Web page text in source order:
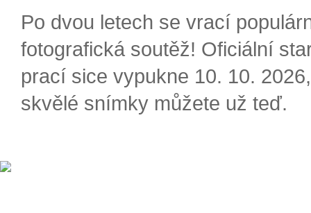
Po dvou letech se vrací
fotografická soutěž! Oficiální
prací sice vypukne 10. 10.
skvělé snímky můžete už teď.